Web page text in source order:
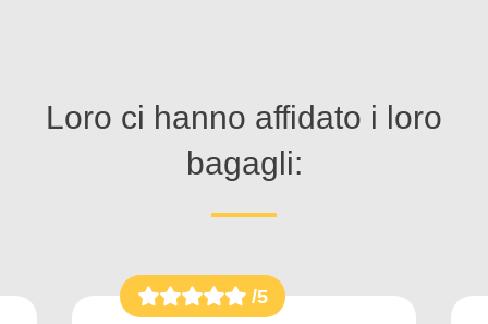
Loro ci hanno affidato i loro
bagagli:
/5